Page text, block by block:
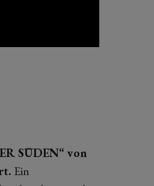
SÜDEN“ von
Ein